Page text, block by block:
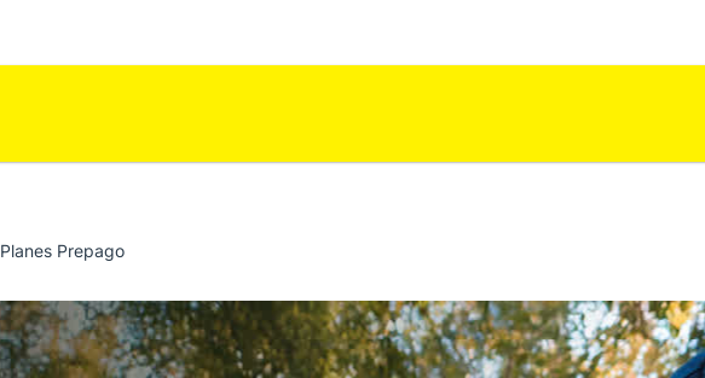
Planes Prepago